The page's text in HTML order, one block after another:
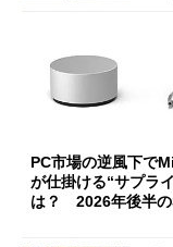
PC市場の逆風下で
が仕掛ける“サプラ
は？ 2026年後半